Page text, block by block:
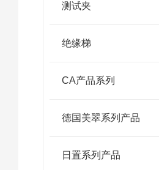
测试夹
绝缘梯
CA产品系列
德国美翠系列产品
日置系列产品